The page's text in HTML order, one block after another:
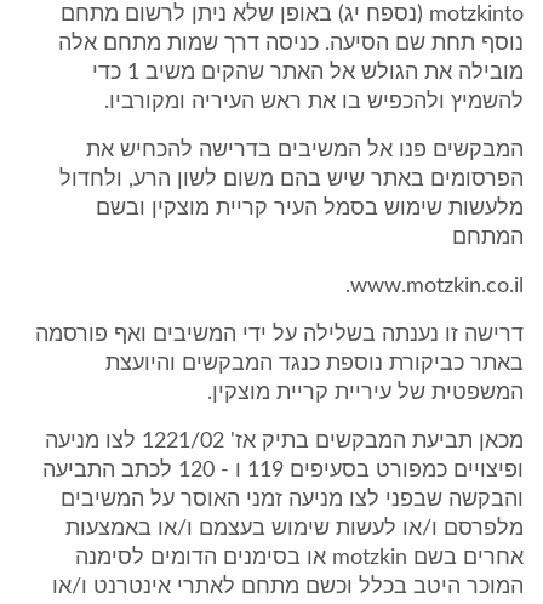
motzkinto (נספח יג) באופן שלא ניתן לרשום מתחם
נוסף תחת שם הסיעה. כניסה דרך שמות מתחם אלה
מובילה את הגולש אל האתר שהקים משיב 1 כדי
להשמיץ ולהכפיש בו את ראש העיריה ומקורביו.
המבקשים פנו אל המשיבים בדרישה להכחיש את
הפרסומים באתר שיש בהם משום לשון הרע, ולחדול
מלעשות שימוש בסמל העיר קריית מוצקין ובשם
המתחם
www.motzkin.co.il.
דרישה זו נענתה בשלילה על ידי המשיבים ואף פורסמה
באתר כביקורת נוספת כנגד המבקשים והיועצת
המשפטית של עיריית קריית מוצקין.
מכאן תביעת המבקשים בתיק אז' 1221/02 לצו מניעה
ופיצויים כמפורט בסעיפים 119 ו - 120 לכתב התביעה
והבקשה שבפני לצו מניעה זמני האוסר על המשיבים
מלפרסם ו/או לעשות שימוש בעצמם ו/או באמצעות
אחרים בשם motzkin או בסימנים הדומים לסימנה
המוכר היטב בכלל וכשם מתחם לאתרי אינטרנט ו/או